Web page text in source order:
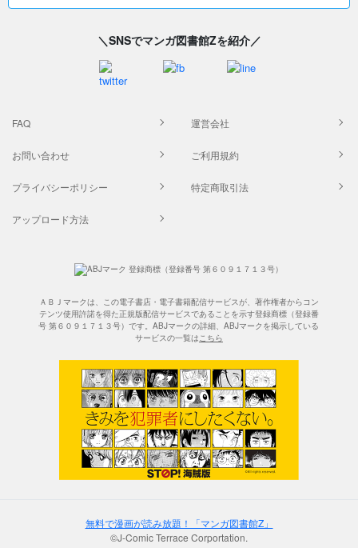
＼SNSでマンガ図書館Zを紹介／
FAQ 運営会社
お問い合わせ ご利用規約
プライバシーポリシー 特定商取引法
アップロード方法
ＡＢＪマークは、この電子書店・電子書籍配信サービスが、著作権者からコン
テンツ使用許諾を得た正規版配信サービスであることを示す登録商標（登録番
号 第６０９１７１３号）です。ABJマークの詳細、ABJマークを掲示している
サービスの一覧はこちら
無料で漫画が読み放題！「マンガ図書館Z」
©J-Comic Terrace Corportation.